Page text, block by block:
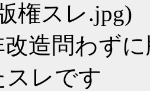
権スレ.jpg)
改造問わず
スレです